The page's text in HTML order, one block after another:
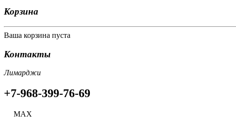
Корзина
Ваша корзина пуста
Контакты
Лимарджи
+7-968-399-76-69
МАХ